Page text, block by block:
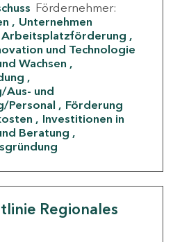
Fördernehmer:
Unternehmen
Arbeitsplatzförderung
und Technologie
Wachsen
Aus- und
Personal
Förderung
Investitionen in
Beratung
Regionales